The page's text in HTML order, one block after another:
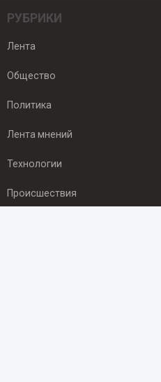
РУБРИКИ
Лента
Общество
Политика
Лента мнений
Технологии
Происшествия